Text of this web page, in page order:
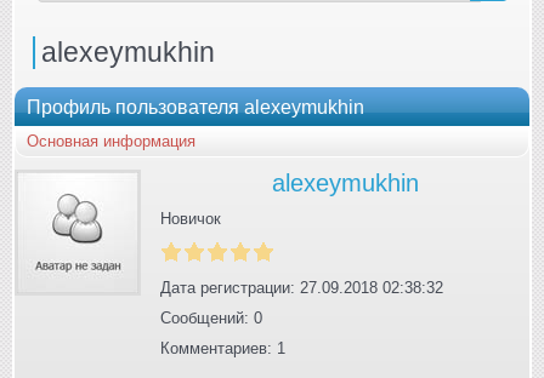
alexeymukhin
Профиль пользователя alexeymukhin
Основная информация
alexeymukhin
Новичок
Дата регистрации: 27.09.2018 02:38:32
Сообщений: 0
Комментариев: 1